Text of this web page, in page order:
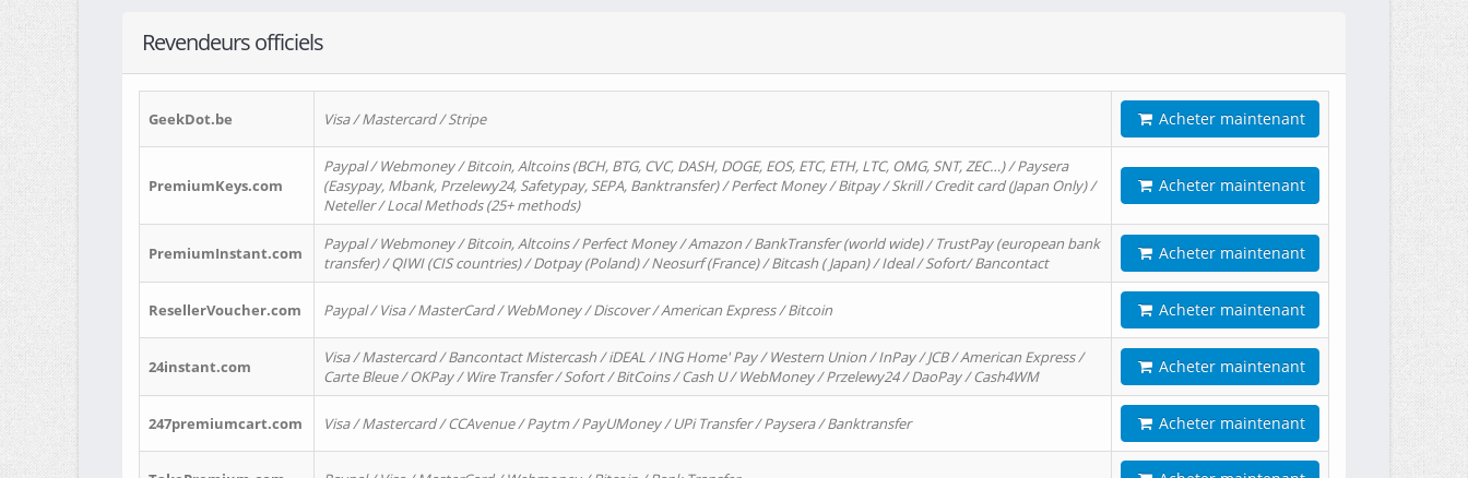
Revendeurs officiels
GeekDot.be Visa / Mastercard / Stripe Acheter maintenant
PremiumKeys.com
Paypal / Webmoney / Bitcoin, Altcoins (BCH, BTG, CVC, DASH, DOGE, EOS, ETC, ETH, LTC, OMG, SNT, ZEC…) / Paysera
(Easypay, Mbank, Przelewy24, Safetypay, SEPA, Banktransfer) / Perfect Money / Bitpay / Skrill / Credit card (Japan Only) /
Neteller / Local Methods (25+ methods)
Acheter maintenant
PremiumInstant.com
Paypal / Webmoney / Bitcoin, Altcoins / Perfect Money / Amazon / BankTransfer (world wide) / TrustPay (european bank
transfer) / QIWI (CIS countries) / Dotpay (Poland) / Neosurf (France) / Bitcash ( Japan) / Ideal / Sofort/ Bancontact
Acheter maintenant
ResellerVoucher.com Paypal / Visa / MasterCard / WebMoney / Discover / American Express / Bitcoin Acheter maintenant
24instant.com
Visa / Mastercard / Bancontact Mistercash / iDEAL / ING Home' Pay / Western Union / InPay / JCB / American Express /
Carte Bleue / OKPay / Wire Transfer / Sofort / BitCoins / Cash U / WebMoney / Przelewy24 / DaoPay / Cash4WM
Acheter maintenant
247premiumcart.com Visa / Mastercard / CCAvenue / Paytm / PayUMoney / UPi Transfer / Paysera / Banktransfer Acheter maintenant